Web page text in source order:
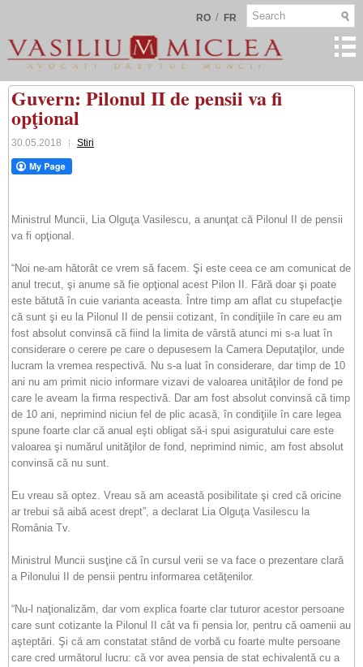
RO / FR
Guvern: Pilonul II de pensii va fi
opţional
30.05.2018 Stiri
Ministrul Muncii, Lia Olguţa Vasilescu, a anunţat că Pilonul II de pensii
va fi opţional.
“Noi ne-am hătorât ce vrem să facem. Şi este ceea ce am comunicat de
anul trecut, şi anume să fie opţional acest Pilon II. Fără doar şi poate
este bătută în cuie varianta aceasta. Între timp am aflat cu stupefacţie
că sunt şi eu la Pilonul II de pensii cotizant, în condiţiile în care eu am
fost absolut convinsă că fiind la limita de vârstă atunci mi s-a luat în
considerare o cerere pe care o depusesem la Camera Deputaţilor, unde
lucram la vremea respectivă. Nu s-a luat în considerare, dar timp de 10
ani nu am primit nicio informare vizavi de valoarea unităţilor de fond pe
care le aveam la firma respectivă. Dar am fost absolut convinsă că timp
de 10 ani, neprimind niciun fel de plic acasă, în condiţiile în care legea
spune foarte clar că anual eşti obligat să-i spui asiguratului care este
valoarea şi numărul unităţilor de fond, neprimind nimic, am fost absolut
convinsă că nu sunt.
Eu vreau să optez. Vreau să am această posibilitate şi cred că oricine
ar trebui să aibă acest drept”, a declarat Lia Olguţa Vasilescu la
România Tv.
Ministrul Muncii susţine că în cursul verii se va face o prezentare clară
a Pilonului II de pensii pentru informarea cetăţenilor.
“Nu-l naţionalizăm, dar vom explica foarte clar tuturor acestor persoane
care sunt cotizante la Pilonul II cât va fi pensia lor, pentru că oamenii au
aşteptări. Şi că am constatat stând de vorbă cu foarte multe persoane
care cred următorul lucru: că vor avea pensia de stat echivalentă cu a